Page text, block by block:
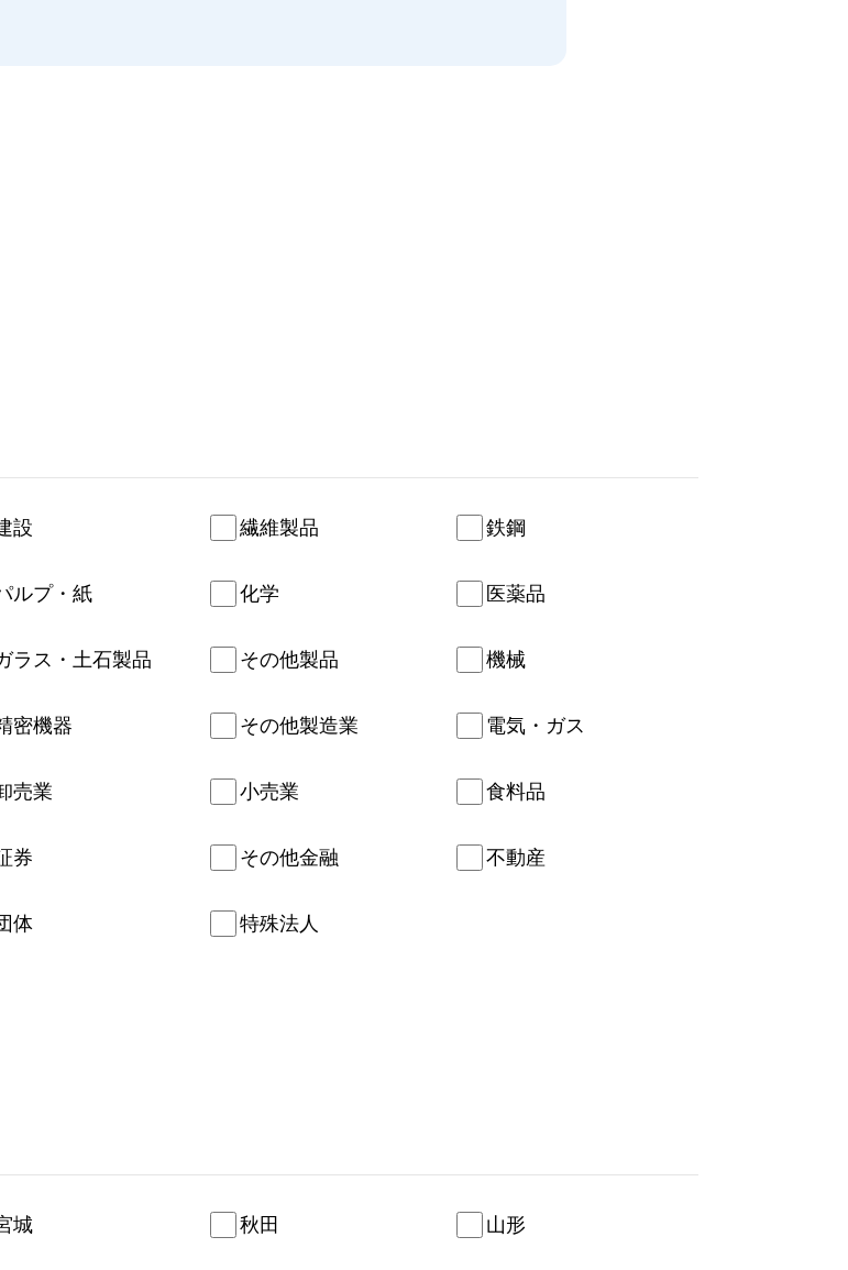
設 繊維製品 鉄鋼
ルプ・紙 化学 医薬品
ラス・土石製品 その他製品 機械
密機器 その他製造業 電気・ガス
売業 小売業 食料品
券 その他金融 不動産
体 特殊法人
城 秋田 山形